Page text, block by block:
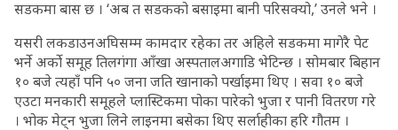
सडकमा बास छ । ‘अब त सडकको बसाइमा बानी परिसक्यो,’ उनले भने ।
यसरी लकडाउनअघिसम्म कामदार रहेका तर अहिले सडकमा मागेरै पेट
भर्ने अर्को समूह तिलगंगा आँखा अस्पतालअगाडि भेटिन्छ । सोमबार बिहान
१० बजे त्यहाँ पनि ५० जना जति खानाको पर्खाइमा थिए । सवा १० बजे
एउटा मनकारी समूहले प्लास्टिकमा पोका पारेको भुजा र पानी वितरण गरे
। भोक मेट्न भुजा लिने लाइनमा बसेका थिए सर्लाहीका हरि गौतम ।